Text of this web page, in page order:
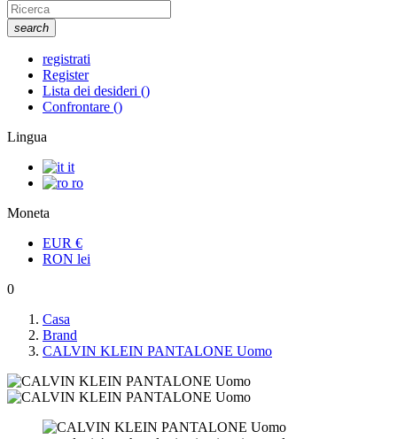
search
registrati
Register
Lista dei desideri ()
Confrontare ()
Lingua
it
ro
Moneta
EUR €
RON lei
0
Casa
Brand
CALVIN KLEIN PANTALONE Uomo